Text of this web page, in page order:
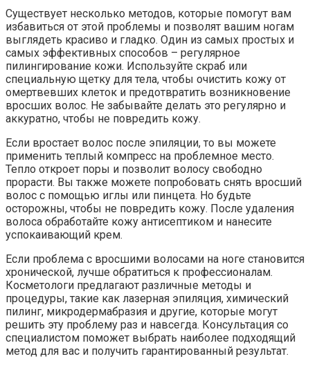
Существует несколько методов, которые помогут вам
избавиться от этой проблемы и позволят вашим ногам
выглядеть красиво и гладко. Один из самых простых и
самых эффективных способов – регулярное
пилингирование кожи. Используйте скраб или
специальную щетку для тела, чтобы очистить кожу от
омертвевших клеток и предотвратить возникновение
вросших волос. Не забывайте делать это регулярно и
аккуратно, чтобы не повредить кожу.
Если вростает волос после эпиляции, то вы можете
применить теплый компресс на проблемное место.
Тепло откроет поры и позволит волосу свободно
прорасти. Вы также можете попробовать снять вросший
волос с помощью иглы или пинцета. Но будьте
осторожны, чтобы не повредить кожу. После удаления
волоса обработайте кожу антисептиком и нанесите
успокаивающий крем.
Если проблема с вросшими волосами на ноге становится
хронической, лучше обратиться к профессионалам.
Косметологи предлагают различные методы и
процедуры, такие как лазерная эпиляция, химический
пилинг, микродермабразия и другие, которые могут
решить эту проблему раз и навсегда. Консультация со
специалистом поможет выбрать наиболее подходящий
метод для вас и получить гарантированный результат.